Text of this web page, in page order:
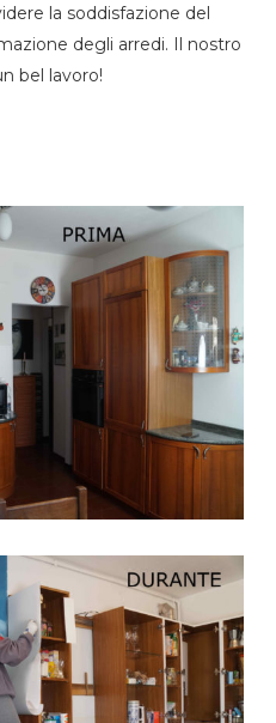
la soddisfazione del
degli arredi. Il nostro
bel lavoro!